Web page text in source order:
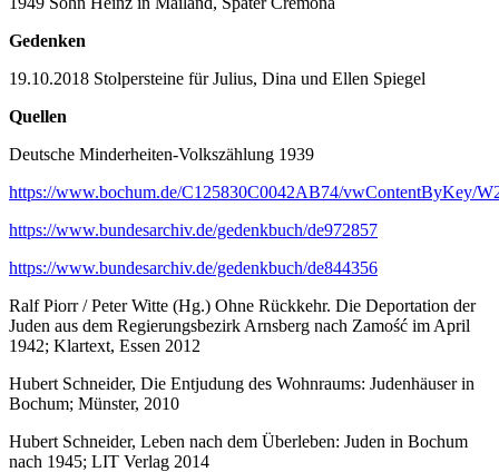
Gedenken
19.10.2018 Stolpersteine für Julius, Dina und Ellen Spiegel
Quellen
Deutsche Minderheiten-Volkszählung 1939
https://www.bochum.de/C125830C0042AB74/vwContentByKey/
https://www.bundesarchiv.de/gedenkbuch/de972857
https://www.bundesarchiv.de/gedenkbuch/de844356
Ralf Piorr / Peter Witte (Hg.) Ohne Rückkehr. Die Deportation der
Juden aus dem Regierungsbezirk Arnsberg nach Zamość im April
1942; Klartext, Essen 2012
Hubert Schneider, Die Entjudung des Wohnraums: Judenhäuser in
Bochum; Münster, 2010
Hubert Schneider, Leben nach dem Überleben: Juden in Bochum
nach 1945; LIT Verlag 2014